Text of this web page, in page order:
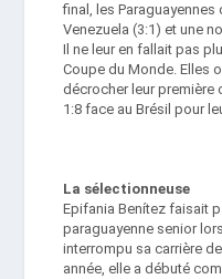
final, les
Venezuela (3:1) et une
Il ne leur en fallait pas
Coupe du Monde. Elles
décrocher leur première
1:8 face au Brésil pour
La sélectionneuse
Epifania Benítez faisait
paraguayenne senior
interrompu sa carrière
année, elle a débuté